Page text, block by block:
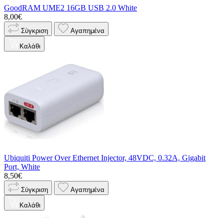
GoodRAM UME2 16GB USB 2.0 White
8,00€
Σύγκριση Αγαπημένα
Καλάθι
Ubiquiti Power Over Ethernet Injector, 48VDC, 0.32A, Gigabit
Port, White
8,50€
Σύγκριση Αγαπημένα
Καλάθι